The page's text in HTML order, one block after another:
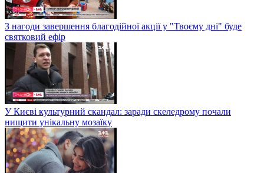
З нагоди завершення благодійної акції у "Твоєму дні" буде
святковий ефір
У Києві культурний скандал: заради скеледрому почали
нищити унікальну мозаїку